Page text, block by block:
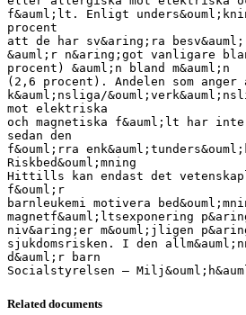
f&auml;lt. Enligt
procent
att de har sv&aring;ra
&auml;r n&aring;got vanligare
procent) &auml;n bland m&auml;n
(2,6 procent). Andelen som
k&auml;nsliga/
mot elektriska
och magnetiska f&auml;lt har inte
sedan den
f&ouml;rra
Riskbed&ouml;mning
Hittills kan endast det
f&ouml;r
barnleukemi motivera
magnetf&auml;ltsexponering
niv&aring;er m&ouml;jligen
sjukdomsrisken. I den
d&auml;r barn
Related documents